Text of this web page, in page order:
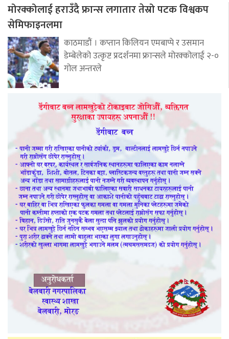
मोरक्कोलाई हराउँदै फ्रान्स लगातार तेस्रो पटक विश्वकप
सेमिफाइनलमा
काठमाडौं । कप्तान किलियन एमबाप्पे र उसमान
डेम्बेलेको उत्कृष्ट प्रदर्शनमा फ्रान्सले मोरक्कोलाई २-०
गोल अन्तरले